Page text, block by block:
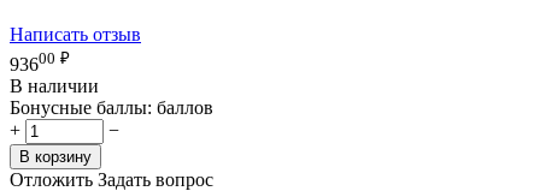
Написать отзыв
93600 ₽
В наличии
Бонусные баллы: баллов
+
−
В корзину
Отложить Задать вопрос